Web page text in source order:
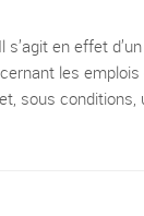
en effet
les
sous